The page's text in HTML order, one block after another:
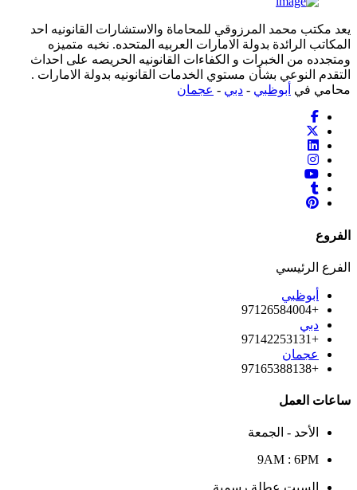
يعد مكتب محمد المرزوقي للمحاماة والاستشارات القانونيه احد
المكاتب الرائدة بدولة الامارات العربيه المتحده. نخبه متميزه
ومتجدده من الخبرات و الكفاءات القانونيه الحريصه على احداث
التقدم النوعي بشأن مستوي الخدمات القانونيه بدولة الامارات .
محامي في أبوظبي - دبي - عجمان
الفروع
الفرع الرئيسي
أبوظبي
+97126584004
دبي
+97142253131
عجمان
+97165388138
ساعات العمل
الأحد - الجمعة
9AM : 6PM